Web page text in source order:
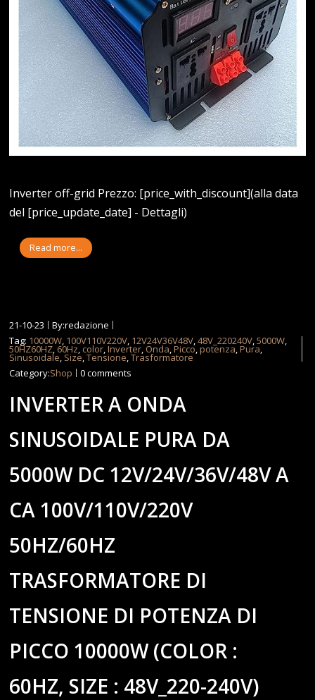
Inverter off-grid Prezzo: [price_with_discount](alla data
del [price_update_date] - Dettagli)
Read more...
21-10-23
By:redazione
Tag: 10000W, 100V110V220V, 12V24V36V48V,48V_220240V,5000W,
50HZ60HZ, 60Hz, color,Inverter, Onda,Picco,potenza,Pura,
Sinusoidale, Size,Tensione,Trasformatore
Category:Shop 0 comments
INVERTER A ONDA
SINUSOIDALE PURA DA
5000W DC 12V/24V/36V/48V A
CA 100V/110V/220V
50HZ/60HZ
TRASFORMATORE DI
TENSIONE DI POTENZA DI
PICCO 10000W (COLOR :
60HZ, SIZE : 48V_220-240V)